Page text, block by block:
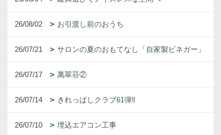
26/08/02 お引渡し前のおうち
26/07/21 サロンの夏のおもてなし「自家製ビネガー」
26/07/17 萬翠荘②
26/07/14 きれっぱしクラブ61弾‼
26/07/10 埋込エアコン工事